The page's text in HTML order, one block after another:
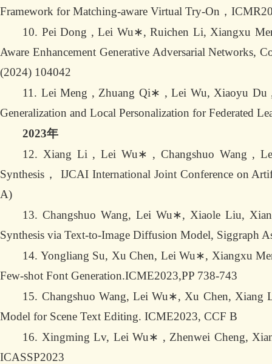
Framework for Matching-aware Virtual Try-On，
10. Pei Dong , Lei Wu∗, Ruichen Li, Xiangxu
Aware Enhancement Generative Adversarial Networks,
(2024) 104042
11. Lei Meng , Zhuang Qi∗ , Lei Wu, Xiaoyu Du
Generalization and Local Personalization for Federated
2023年
12. Xiang Li , Lei Wu∗ , Changshuo Wang ,
Synthesis， IJCAI International Joint Conference on
A)
13. Changshuo Wang, Lei Wu∗, Xiaole Liu,
Synthesis via Text-to-Image Diffusion Model, Siggraph
14. Yongliang Su, Xu Chen, Lei Wu∗, Xiangxu
Few-shot Font Generation.ICME2023,PP 738-743
15. Changshuo Wang, Lei Wu∗, Xu Chen,
Model for Scene Text Editing. ICME2023, CCF B
16. Xingming Lv, Lei Wu∗ , Zhenwei Cheng,
ICASSP2023